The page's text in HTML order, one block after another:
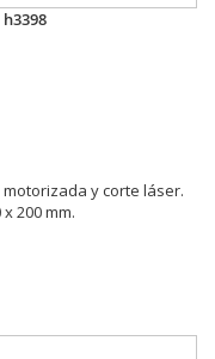
y corte láser.
200 mm.